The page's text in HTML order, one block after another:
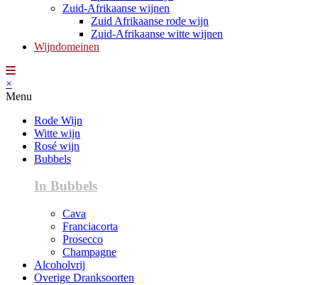
Zuid-Afrikaanse wijnen
Zuid Afrikaanse rode wijn
Zuid-Afrikaanse witte wijnen
Wijndomeinen
×
Menu
Rode Wijn
Witte wijn
Rosé wijn
Bubbels
In Bubbels
Cava
Franciacorta
Prosecco
Champagne
Alcoholvrij
Overige Dranksoorten